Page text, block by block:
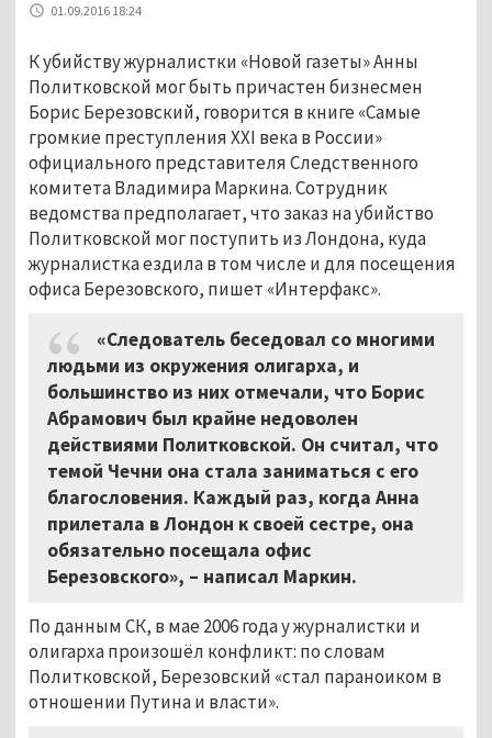
01.09.2016 18:24
К убийству журналистки «Новой газеты» Анны
Политковской мог быть причастен бизнесмен
Борис Березовский, говорится в книге «Самые
громкие преступления XXI века в России»
официального представителя Следственного
комитета Владимира Маркина. Сотрудник
ведомства предполагает, что заказ на убийство
Политковской мог поступить из Лондона, куда
журналистка ездила в том числе и для посещения
офиса Березовского, пишет «Интерфакс».
«Следователь беседовал со многими
людьми из окружения олигарха, и
большинство из них отмечали, что Борис
Абрамович был крайне недоволен
действиями Политковской. Он считал, что
темой Чечни она стала заниматься с его
благословения. Каждый раз, когда Анна
прилетала в Лондон к своей сестре, она
обязательно посещала офис
Березовского», – написал Маркин.
По данным СК, в мае 2006 года у журналистки и
олигарха произошёл конфликт: по словам
Политковской, Березовский «стал параноиком в
отношении Путина и власти».